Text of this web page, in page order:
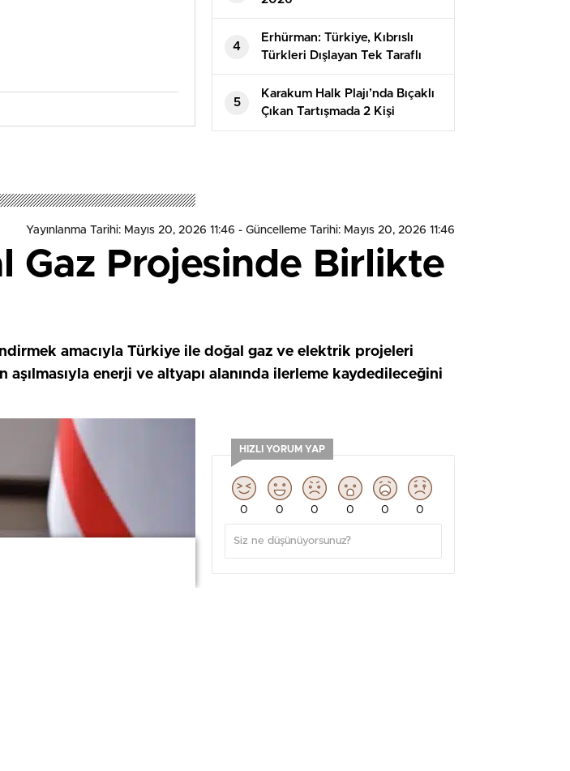
4
Erhürman: Türkiye, Kıbrıslı
Türkleri Dışlayan Tek Taraflı
Girişimlere İzin Vermeyecek
5
Karakum Halk Plajı’nda Bıçaklı
Çıkan Tartışmada 2 Kişi
Tutuklandı
Yayınlanma Tarihi: Mayıs 20, 2026 11:46 - Güncelleme Tarihi: Mayıs 20, 2026 11:46
Gaz Projesinde Birlikte
amacıyla Türkiye ile doğal gaz ve elektrik projeleri
enerji ve altyapı alanında ilerleme kaydedileceğini
HIZLI YORUM YAP
0 0 0 0 0 0